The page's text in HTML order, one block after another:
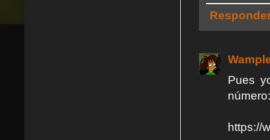
Pues
número:
https://